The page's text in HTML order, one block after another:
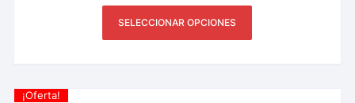
SELECCIONAR OPCIONES
¡Oferta!